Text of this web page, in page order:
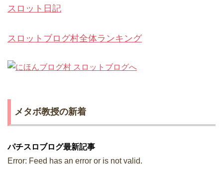
スロット日記
スロットブログ村全体ランキング
メタボ教授の新着
パチスロブログ最新記事
Error: Feed has an error or is not valid.